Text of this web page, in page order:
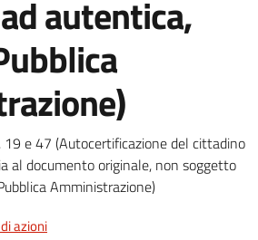
autentica,
e 47 (Autocertificazione del cittadino
al documento originale, non soggetto
Amministrazione)
azioni